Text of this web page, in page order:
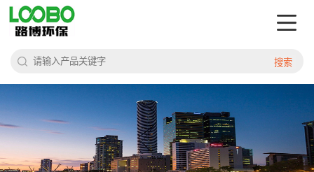
搜索